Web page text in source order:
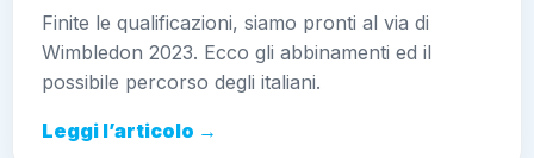
Finite le qualificazioni, siamo pronti al via di
Wimbledon 2023. Ecco gli abbinamenti ed il
possibile percorso degli italiani.
Leggi l’articolo →